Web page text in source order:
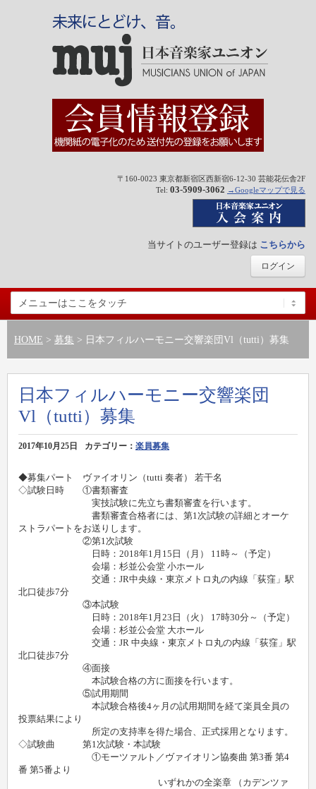
〒160-0023 東京都新宿区西新宿6-12-30 芸能花伝舎2F
Tel: 03-5909-3062 →Googleマップで見る
当サイトのユーザー登録は こちらから
ログイン
HOME > 募集 > 日本フィルハーモニー交響楽団Vl（tutti）募集
日本フィルハーモニー交響楽団
Vl（tutti）募集
2017年10月25日 カテゴリー： 楽員募集
◆募集パート ヴァイオリン（tutti 奏者） 若干名
◇試験日時 ①書類審査
実技試験に先立ち書類審査を行います。
書類審査合格者には、第1次試験の詳細とオーケ
ストラパートをお送りします。
②第1次試験
日時：2018年1月15日（月） 11時～（予定）
会場：杉並公会堂 小ホール
交通：JR中央線・東京メトロ丸の内線「荻窪」駅
北口徒歩7分
③本試験
日時：2018年1月23日（火） 17時30分～（予定）
会場：杉並公会堂 大ホール
交通：JR 中央線・東京メトロ丸の内線「荻窪」駅
北口徒歩7分
④面接
本試験合格の方に面接を行います。
⑤試用期間
本試験合格後4ヶ月の試用期間を経て楽員全員の
投票結果により
所定の支持率を得た場合、正式採用となります。
◇試験曲 第1次試験・本試験
①モーツァルト／ヴァイオリン協奏曲 第3番 第4
番 第5番より
いずれかの全楽章 （カデンツァ